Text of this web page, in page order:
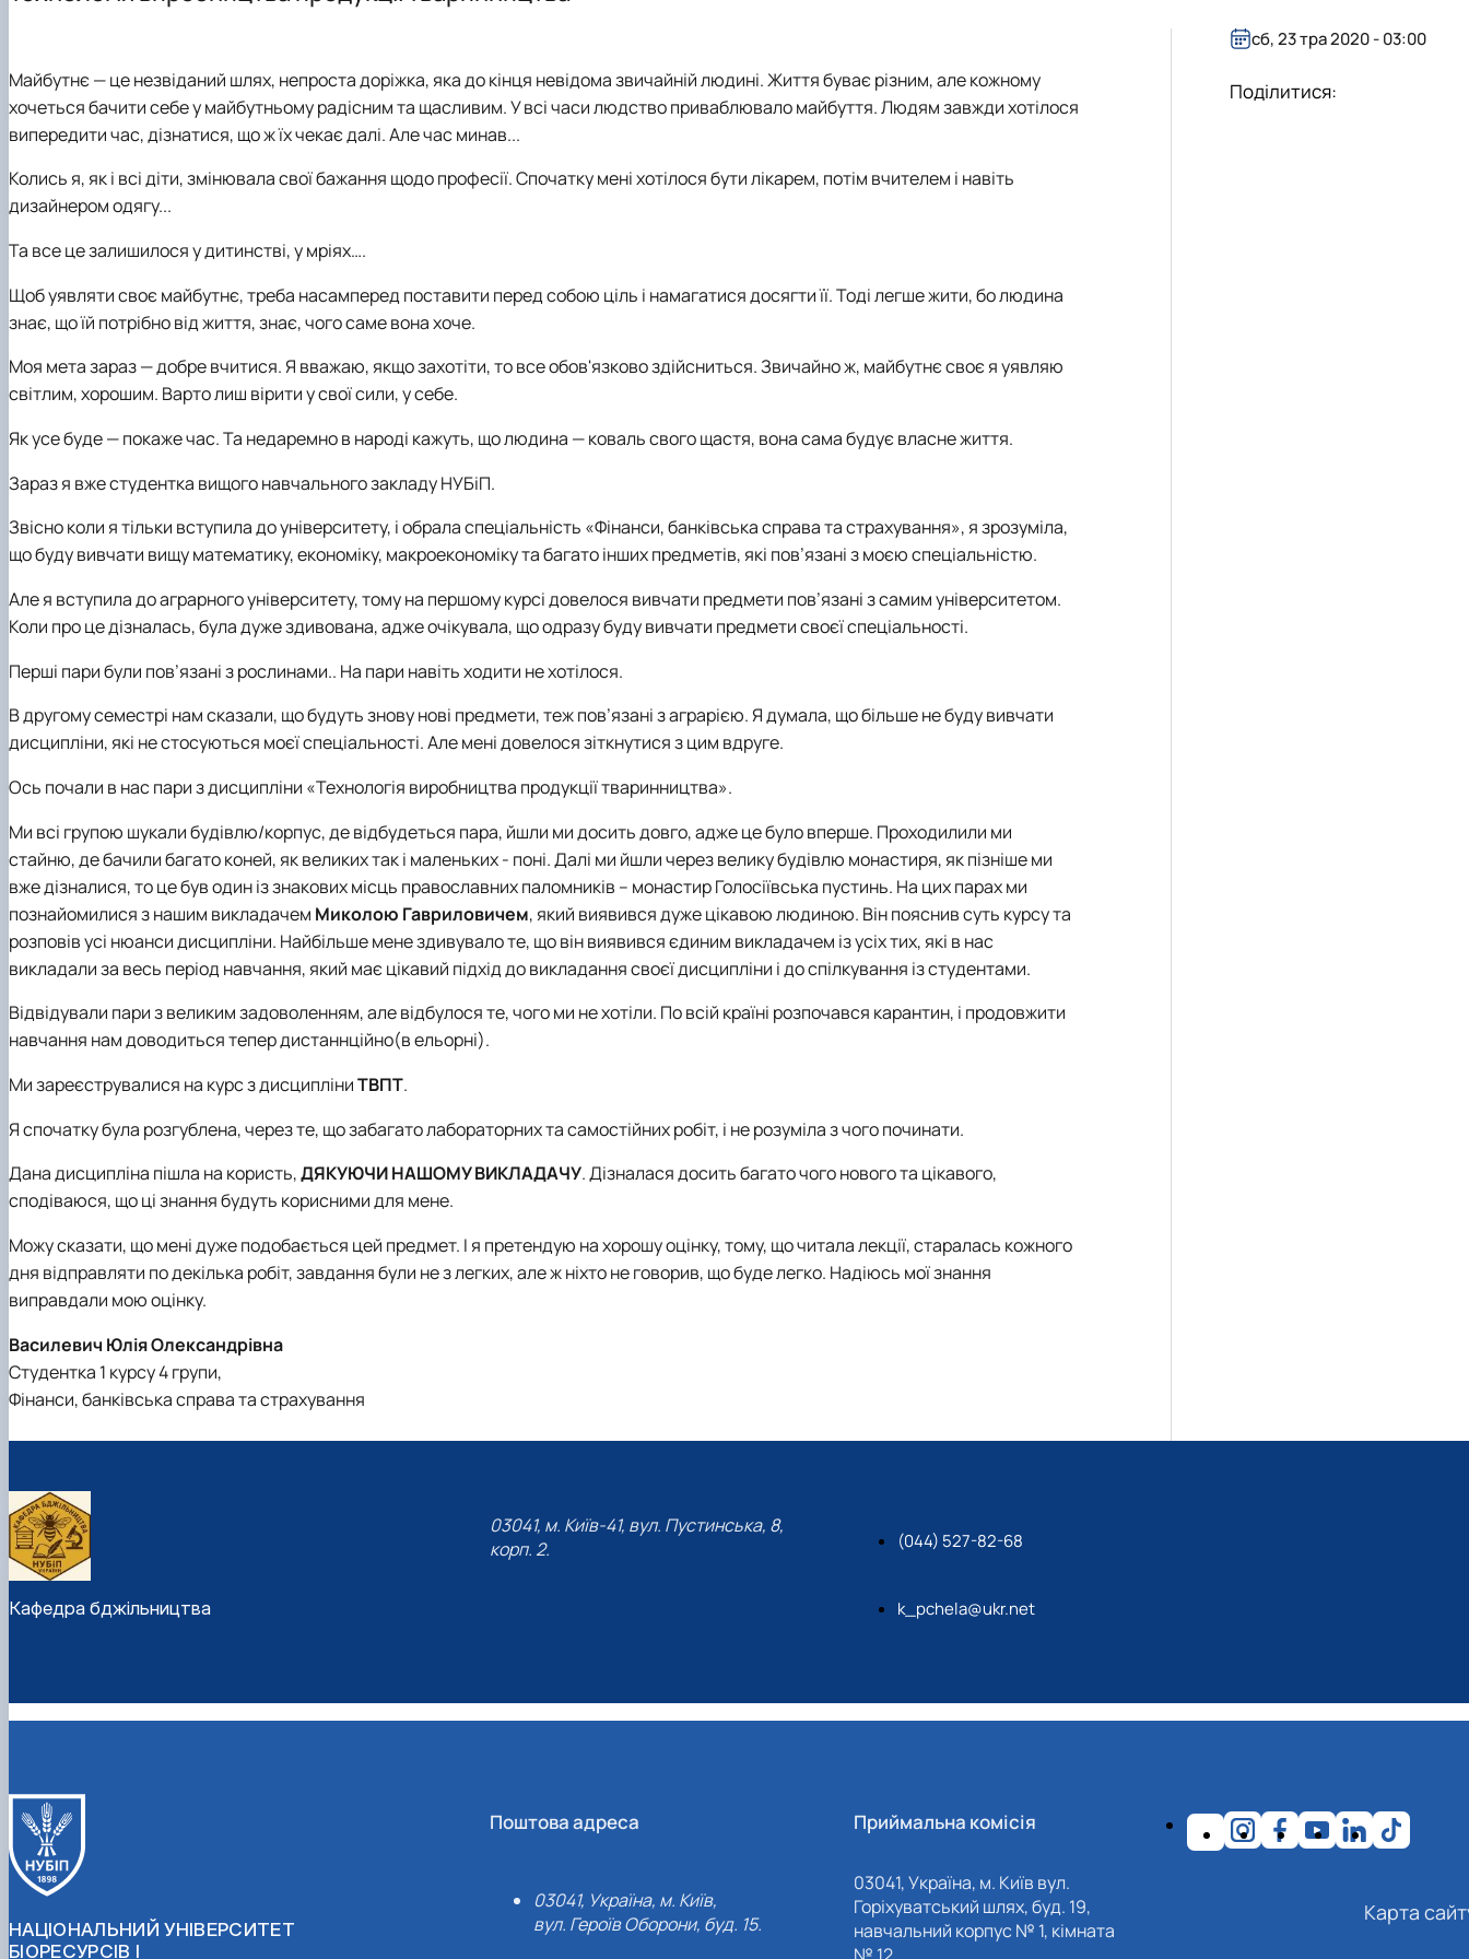
Навчальні лабораторії
Практика студентів
Тематики магістерських робіт
Фотогалерея
Гурток "Бджільництво"
План роботи гуртка
Майбутнє — це незвіданий шлях, непроста доріжка, яка до кінця невідома звичайній людині. Життя буває різним, але кожному
хочеться бачити себе у майбутньому радісним та щасливим. У всі часи людство приваблювало майбуття. Людям завжди хотілося
випередити час, дізнатися, що ж їх чекає далі. Але час минав...
Колись я, як і всі діти, змінювала свої бажання щодо професії. Спочатку мені хотілося бути лікарем, потім вчителем і навіть
дизайнером одягу...
Та все це залишилося у дитинстві, у мріях….
Щоб уявляти своє майбутнє, треба насамперед поставити перед собою ціль і намагатися досягти її. Тоді легше жити, бо людина
знає, що їй потрібно від життя, знає, чого саме вона хоче.
Моя мета зараз — добре вчитися. Я вважаю, якщо захотіти, то все обов'язково здійсниться. Звичайно ж, майбутнє своє я уявляю
світлим, хорошим. Варто лиш вірити у свої сили, у себе.
Як усе буде — покаже час. Та недаремно в народі кажуть, що людина — коваль свого щастя, вона сама будує власне життя.
Зараз я вже студентка вищого навчального закладу НУБіП.
Звісно коли я тільки вступила до університету, і обрала спеціальність «Фінанси, банківська справа та страхування», я зрозуміла,
що буду вивчати вищу математику, економіку, макроекономіку та багато інших предметів, які пов’язані з моєю спеціальністю.
Але я вступила до аграрного університету, тому на першому курсі довелося вивчати предмети пов’язані з самим університетом.
Коли про це дізналась, була дуже здивована, адже очікувала, що одразу буду вивчати предмети своєї спеціальності.
Перші пари були пов’язані з рослинами.. На пари навіть ходити не хотілося.
В другому семестрі нам сказали, що будуть знову нові предмети, теж пов’язані з аграрією. Я думала, що більше не буду вивчати
дисципліни, які не стосуються моєї спеціальності. Але мені довелося зіткнутися з цим вдруге.
Ось почали в нас пари з дисципліни «Технологія виробництва продукції тваринництва».
Ми всі групою шукали будівлю/корпус, де відбудеться пара, йшли ми досить довго, адже це було вперше. Проходилили ми
стайню, де бачили багато коней, як великих так і маленьких - поні. Далі ми йшли через велику будівлю монастиря, як пізніше ми
вже дізналися, то це був один із знакових місць православних паломників – монастир Голосіївська пустинь. На цих парах ми
познайомилися з нашим викладачем Миколою Гавриловичем, який виявився дуже цікавою людиною. Він пояснив суть курсу та
розповів усі нюанси дисципліни. Найбільше мене здивувало те, що він виявився єдиним викладачем із усіх тих, які в нас
викладали за весь період навчання, який має цікавий підхід до викладання своєї дисципліни і до спілкування із студентами.
Відвідували пари з великим задоволенням, але відбулося те, чого ми не хотіли. По всій країні розпочався карантин, і продовжити
навчання нам доводиться тепер дистаннційно(в ельорні).
Ми зареєструвалися на курс з дисципліниТВПТ.
Я спочатку була розгублена, через те, що забагато лабораторних та самостійних робіт, і не розуміла з чого починати.
Дана дисципліна пішла на користь,ДЯКУЮЧИ НАШОМУ ВИКЛАДАЧУ. Дізналася досить багато чого нового та цікавого,
сподіваюся, що ці знання будуть корисними для мене.
Можу сказати, що мені дуже подобається цей предмет. І я претендую на хорошу оцінку, тому, що читала лекції, старалась кожного
дня відправляти по декілька робіт, завдання були не з легких, але ж ніхто не говорив, що буде легко. Надіюсь мої знання
виправдали мою оцінку.
Василевич Юлія Олександрівна
Студентка 1 курсу 4 групи,
Фінанси, банківська справа та страхування
сб, 23 тра 2020 - 03:00
Поділитися:
Кафедра бджільництва
03041, м. Київ-41, вул. Пустинська, 8,
корп. 2.
(044) 527-82-68
k_pchela@ukr.net
НАЦІОНАЛЬНИЙ УНІВЕРСИТЕТ
БІОРЕСУРСІВ І
Поштова адреса
03041, Україна, м. Київ,
вул. Героїв Оборони, буд. 15.
Приймальна комісія
03041, Україна, м. Київ вул.
Горіхуватський шлях, буд. 19,
навчальний корпус № 1, кімната
Карта